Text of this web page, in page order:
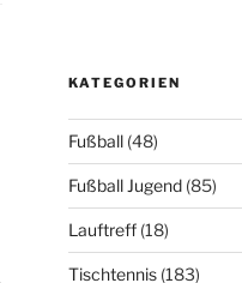
KATEGORIEN
Fußball(48)
Fußball Jugend(85)
Lauftreff(18)
Tischtennis(183)